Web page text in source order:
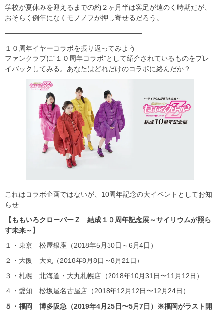
学校が夏休みを迎えるまでの約２ヶ月半は客足が遠のく時期だが、
おそらく例年になくモノノフが押し寄せるだろう。
――――――――――――――――――――
１０周年イヤーコラボを振り返ってみよう
ファンクラブに“１０周年コラボ”として紹介されているものをプレ
イバックしてみる。あなたはどれだけのコラボに絡んだか？
これはコラボ企画ではないが、10周年記念の大イベントとしてお知
らせ
【ももいろクローバーＺ 結成１０周年記念展～サイリウムが照ら
す未来～】
１・東京 松屋銀座（2018年5月30日～6月4日）
２・大阪 大丸（2018年8月8日～8月21日）
３・札幌 北海道・大丸札幌店（2018年10月31日〜11月12日）
４・愛知 松坂屋名古屋店（2018年12月12日〜12月24日）
５・福岡 博多阪急（2019年4月25日〜5月7日）※福岡がラスト開